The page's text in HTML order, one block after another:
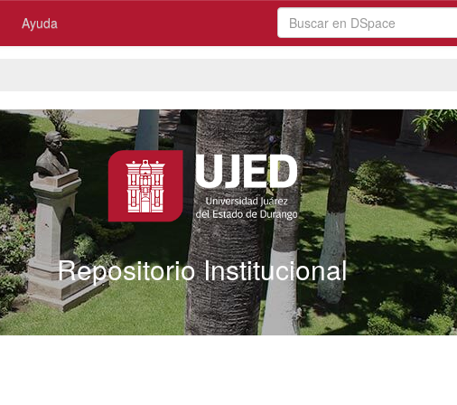
Ayuda
Repositorio Institucional